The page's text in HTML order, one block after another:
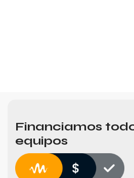
Financiamos
equipos